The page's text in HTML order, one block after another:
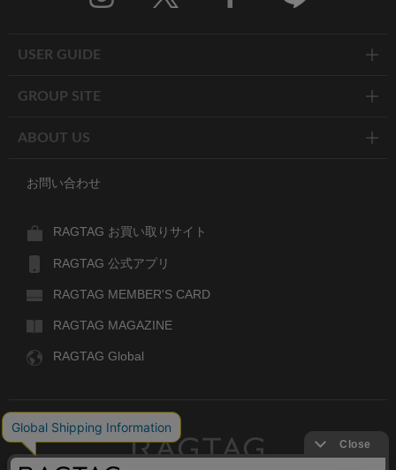
USER GUIDE
GROUP SITE
ABOUT US
お問い合わせ
RAGTAG お買い取りサイト
RAGTAG 公式アプリ
RAGTAG MEMBER'S CARD
RAGTAG MAGAZINE
RAGTAG Global